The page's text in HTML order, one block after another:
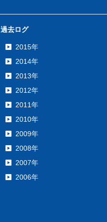
過去ログ
2015年
2014年
2013年
2012年
2011年
2010年
2009年
2008年
2007年
2006年